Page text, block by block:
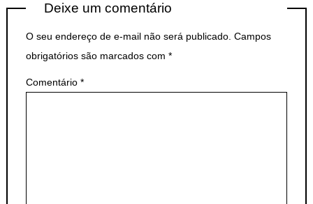
Deixe um comentário
O seu endereço de e-mail não será publicado. Campos
obrigatórios são marcados com *
Comentário *